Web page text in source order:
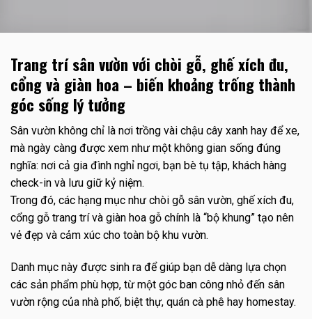
Trang trí sân vườn với chòi gỗ, ghế xích đu,
cổng và giàn hoa – biến khoảng trống thành
góc sống lý tưởng
Sân vườn không chỉ là nơi trồng vài chậu cây xanh hay để xe,
mà ngày càng được xem như một không gian sống đúng
nghĩa: nơi cả gia đình nghỉ ngơi, bạn bè tụ tập, khách hàng
check-in và lưu giữ kỷ niệm.
Trong đó, các hạng mục như chòi gỗ sân vườn, ghế xích đu,
cổng gỗ trang trí và giàn hoa gỗ chính là “bộ khung” tạo nên
vẻ đẹp và cảm xúc cho toàn bộ khu vườn.
Danh mục này được sinh ra để giúp bạn dễ dàng lựa chọn
các sản phẩm phù hợp, từ một góc ban công nhỏ đến sân
vườn rộng của nhà phố, biệt thự, quán cà phê hay homestay.